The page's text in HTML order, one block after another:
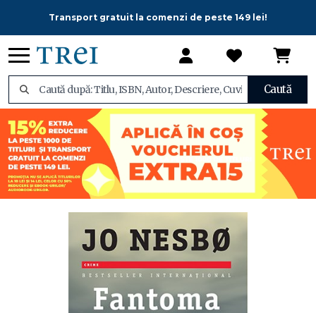
Transport gratuit la comenzi de peste 149 lei!
Caută